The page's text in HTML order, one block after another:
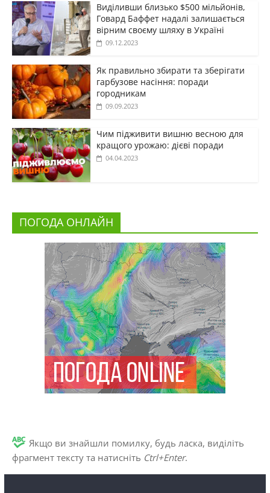
Виділивши близько $500 мільйонів,
Говард Баффет надалі залишається
вірним своєму шляху в Україні
09.12.2023
Як правильно збирати та зберігати
гарбузове насіння: поради
городникам
09.09.2023
Чим підживити вишню весною для
кращого урожаю: дієві поради
04.04.2023
ПОГОДА ОНЛАЙН
Якщо ви знайшли помилку, будь ласка, виділіть
фрагмент тексту та натисніть Ctrl+Enter.